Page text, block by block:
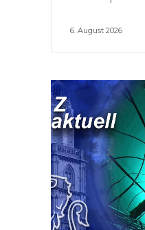
6. August 2026